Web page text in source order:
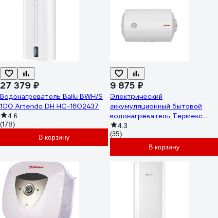
27 379 ₽
Водонагреватель Ballu BWH/S
100 Artendo DH НС-1602437
4.6
(178)
В корзину
9 875 ₽
Электрический
аккумуляционный бытовой
водонагреватель Термекс
TitaniumHeat 80 H ЭдЭБ01027
4.3
(35)
В корзину